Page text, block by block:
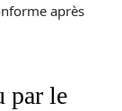
après
par le